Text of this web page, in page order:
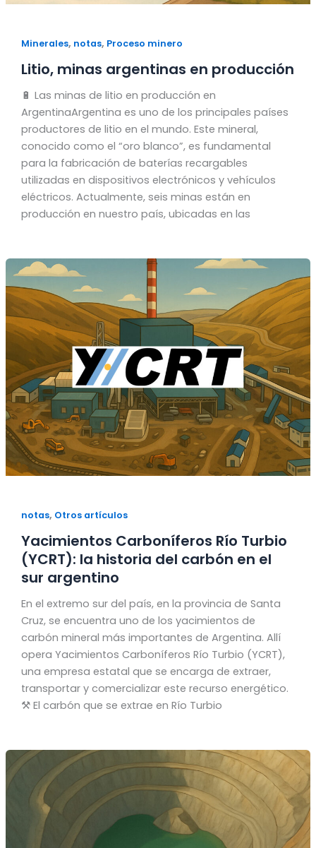
Minerales, notas, Proceso minero
Litio, minas argentinas en producción
🔋 Las minas de litio en producción en
ArgentinaArgentina es uno de los principales países
productores de litio en el mundo. Este mineral,
conocido como el “oro blanco”, es fundamental
para la fabricación de baterías recargables
utilizadas en dispositivos electrónicos y vehículos
eléctricos. Actualmente, seis minas están en
producción en nuestro país, ubicadas en las
notas, Otros artículos
Yacimientos Carboníferos Río Turbio
(YCRT): la historia del carbón en el
sur argentino
En el extremo sur del país, en la provincia de Santa
Cruz, se encuentra uno de los yacimientos de
carbón mineral más importantes de Argentina. Allí
opera Yacimientos Carboníferos Río Turbio (YCRT),
una empresa estatal que se encarga de extraer,
transportar y comercializar este recurso energético.
⚒️ El carbón que se extrae en Río Turbio